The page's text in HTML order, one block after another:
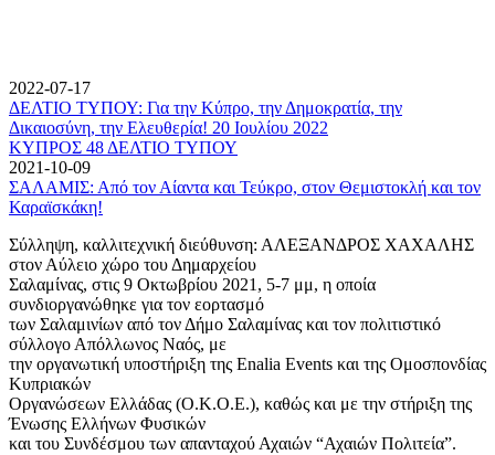
2022-07-17
ΔΕΛΤΙΟ ΤΥΠΟΥ: Για την Κύπρο, την Δημοκρατία, την
Δικαιοσύνη, την Ελευθερία! 20 Ιουλίου 2022
ΚΥΠΡΟΣ 48 ΔΕΛΤΙΟ ΤΥΠΟΥ
2021-10-09
ΣΑΛΑΜΙΣ: Από τον Αίαντα και Τεύκρο, στον Θεμιστοκλή και τον
Καραϊσκάκη!
Σύλληψη, καλλιτεχνική διεύθυνση: ΑΛΕΞΑΝΔΡΟΣ ΧΑΧΑΛΗΣ
στον Αύλειο χώρο του Δημαρχείου
Σαλαμίνας, στις 9 Οκτωβρίου 2021, 5-7 μμ, η οποία
συνδιοργανώθηκε για τον εορτασμό
των Σαλαμινίων από τον Δήμο Σαλαμίνας και τον πολιτιστικό
σύλλογο Απόλλωνος Ναός, με
την οργανωτική υποστήριξη της Enalia Events και της Ομοσπονδίας
Κυπριακών
Οργανώσεων Ελλάδας (Ο.Κ.Ο.Ε.), καθώς και με την στήριξη της
Ένωσης Ελλήνων Φυσικών
και του Συνδέσμου των απανταχού Αχαιών “Αχαιών Πολιτεία”.